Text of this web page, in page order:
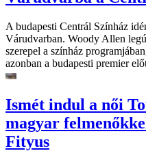
A budapesti Centrál Színház
Várudvarban. Woody Allen
szerepel a színház
azonban a budapesti premier
Ismét indul a női
magyar
Fityus